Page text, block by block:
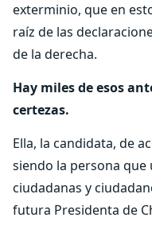
exterminio, que en
raíz de las
de la derecha.
Hay miles de esos
certezas.
Ella, la candidata, de
siendo la persona
ciudadanas y
futura Presidenta de